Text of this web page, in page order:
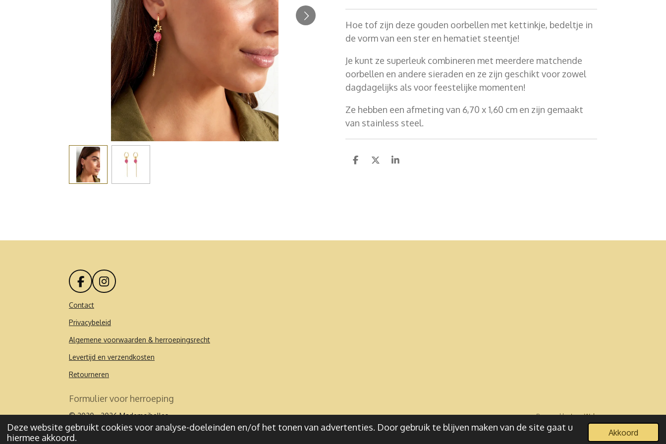
Deze website gebruikt cookies voor analyse-doeleinden en/of het tonen van advertenties. Door gebruik te blijven maken van de site gaat u
hiermee akkoord.
Akkoord
Hoe tof zijn deze gouden oorbellen met kettinkje, bedeltje in
de vorm van een ster en hematiet steentje!
Je kunt ze superleuk combineren met meerdere matchende
oorbellen en andere sieraden en ze zijn geschikt voor zowel
dagdagelijks als voor feestelijke momenten!
Ze hebben een afmeting van 6,70 x 1,60 cm en zijn gemaakt
van stainless steel.
D
D
S
F
a
c
b
o
k
I
n
a
g
a
Contact
Privacybeleid
Algemene voorwaarden & herroepingsrecht
Levertijd en verzendkosten
Retourneren
Formulier voor herroeping
© 2020 - 2026 Mademoibelles Powered byJouwWeb